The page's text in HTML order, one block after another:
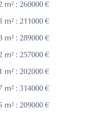
: 260000 €
: 211000 €
: 289000 €
: 257000 €
: 202000 €
: 314000 €
: 209000 €